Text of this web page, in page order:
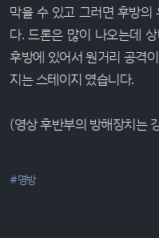
막을 수 있고 그러면 후방
다. 드론은 많이 나오는데
후방에 있어서 원거리 공격
지는 스테이지 였습니다.
(영상 후반부의 방해장치는
#명방